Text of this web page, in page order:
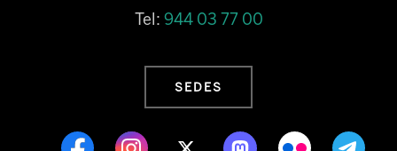
Tel: 944 03 77 00
SEDES